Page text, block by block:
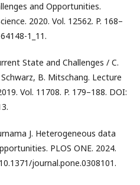
and Opportunities.
2020. Vol. 12562. P. 168–
1_11.
State and Challenges / C.
B. Mitschang. Lecture
Vol. 11708. P. 179–188. DOI:
J. Heterogeneous data
PLOS ONE. 2024.
journal.pone.0308101.